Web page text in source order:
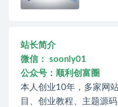
站长简介
微信： soonly01
公众号：顺利创富圈
本人创业10年，多家网
目、创业教程、主题源